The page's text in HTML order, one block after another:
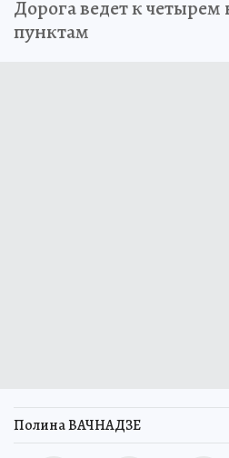
Дорога ведет к
пунктам
Полина ВАЧНАДЗЕ